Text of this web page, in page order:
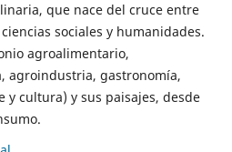
que nace del cruce entre
sociales y humanidades.
agroalimentario,
agroindustria, gastronomía,
cultura) y sus paisajes, desde